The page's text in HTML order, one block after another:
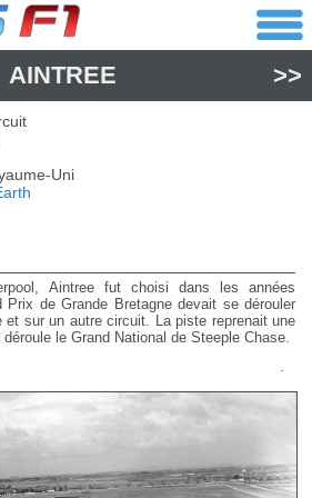
AINTREE >>
Uni
Aintree fut choisi dans les années
Prix de Grande Bretagne devait se dérouler
et sur un autre circuit. La piste reprenait une
le Grand National de Steeple Chase.